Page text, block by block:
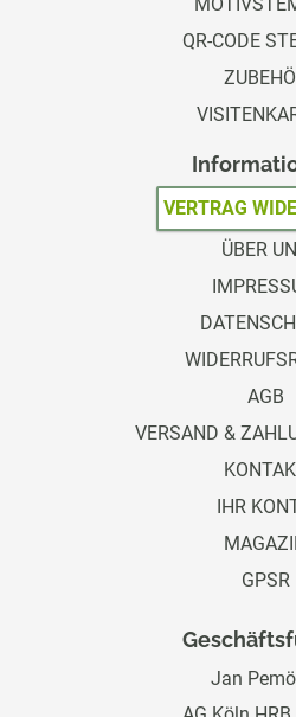
QR-CODE
VERTRAG
ÜBER
AGB
VERSAND &
IHR
GPSR
Jan